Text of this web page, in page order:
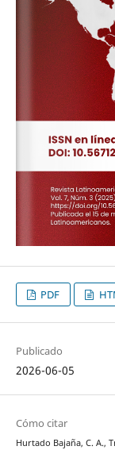
PDF
Publicado
2026-06-05
Cómo citar
Hurtado Bajaña, C. A.,